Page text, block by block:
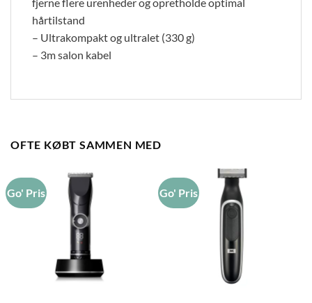
hårtilstand
– Ultrakompakt og ultralet (330 g)
– 3m salon kabel
OFTE KØBT SAMMEN MED
Go' Pris Go' Pris